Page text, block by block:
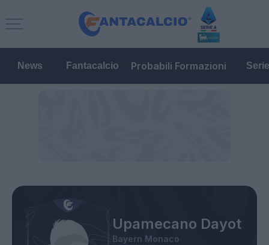
News Fantacalcio Probabili Formazioni
Upamecano Dayot
Bayern Monaco